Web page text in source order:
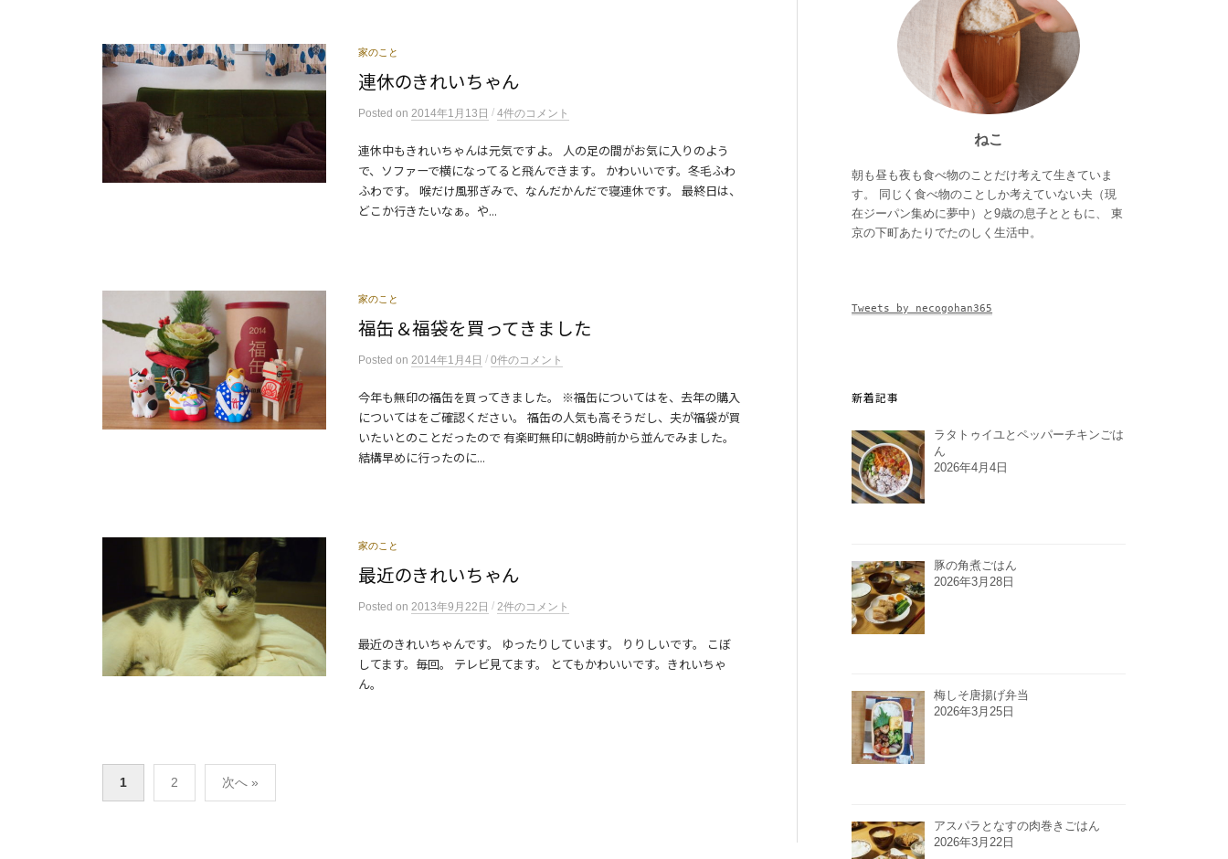
家のこと
連休のきれいちゃん
Posted on 2014年1月13日 / 4件のコメント
連休中もきれいちゃんは元気ですよ。 人の足の間がお気に入りのよう
で、ソファーで横になってると飛んできます。 かわいいです。冬毛ふわ
ふわです。 喉だけ風邪ぎみで、なんだかんだで寝連休です。 最終日は、
どこか行きたいなぁ。や...
家のこと
福缶＆福袋を買ってきました
Posted on 2014年1月4日 / 0件のコメント
今年も無印の福缶を買ってきました。 ※福缶についてはを、去年の購入
についてはをご確認ください。 福缶の人気も高そうだし、夫が福袋が買
いたいとのことだったので 有楽町無印に朝8時前から並んでみました。
結構早めに行ったのに...
家のこと
最近のきれいちゃん
Posted on 2013年9月22日 / 2件のコメント
最近のきれいちゃんです。 ゆったりしています。 りりしいです。 こぼ
してます。毎回。 テレビ見てます。 とてもかわいいです。きれいちゃ
ん。
稿
1 2 次へ »
ねこ
朝も昼も夜も食べ物のことだけ考えて生きていま
す。 同じく食べ物のことしか考えていない夫（現
在ジーパン集めに夢中）と9歳の息子とともに、 東
京の下町あたりでたのしく生活中。
Tweets by necogohan365
新着記事
ラタトゥイユとペッパーチキンごは
ん
2026年4月4日
豚の角煮ごはん
2026年3月28日
梅しそ唐揚げ弁当
2026年3月25日
アスパラとなすの肉巻きごはん
2026年3月22日